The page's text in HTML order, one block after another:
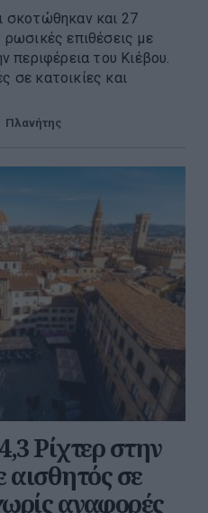
σκοτώθηκαν και 27
επιθέσεις με
περιφέρεια του Κιέβου.
σε κατοικίες και
Πλανήτης
Ρίχτερ στην
αισθητός σε
αναφορές